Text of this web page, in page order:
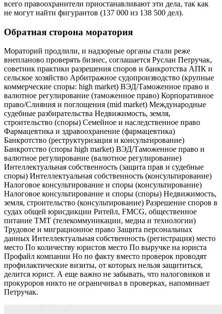
всего правоохранители приостанавливают эти дела, так как
не могут найти фигурантов (137 000 из 138 500 дел).
Обратная сторона моратория
Мораторий продлили, и надзорные органы стали реже
внепланово проверять бизнес, соглашается Руслан Петручак,
советник практики разрешения споров и банкротства АПК и
сельское хозяйство Арбитражное судопроизводство (крупные
коммерческие споры: high market) ВЭД/Таможенное право и
валютное регулирование (таможенное право) Корпоративное
право/Слияния и поглощения (mid market) Международные
судебные разбирательства Недвижимость, земля,
строительство (споры) Семейное и наследственное право
Фармацевтика и здравоохранение (фармацевтика)
Банкротство (реструктуризация и консультирование)
Банкротство (споры high market) ВЭД/Таможенное право и
валютное регулирование (валютное регулирование)
Интеллектуальная собственность (защита прав и судебные
споры) Интеллектуальная собственность (консультирование)
Налоговое консультирование и споры (консультирование)
Налоговое консультирование и споры (споры) Недвижимость,
земля, строительство (консультирование) Разрешение споров в
судах общей юрисдикции Ритейл, FMCG, общественное
питание ТМТ (телекоммуникации, медиа и технологии)
Трудовое и миграционное право Защита персональных
данных Интеллектуальная собственность (регистрация) место
место По количеству юристов место По выручке на юриста
Профайл компании Но по факту вместо проверок проводят
профилактические визиты, от которых нельзя защититься,
делится юрист. А еще важно не забывать, что налоговиков и
прокуроров никто не ограничивал в проверках, напоминает
Петручак.